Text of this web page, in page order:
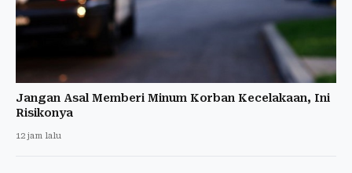
Jangan Asal Memberi Minum Korban Kecelakaan, Ini
Risikonya
12 jam lalu